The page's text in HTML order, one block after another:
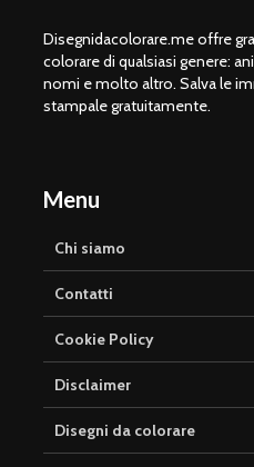
Disegnidacolorare.me offre
colorare di qualsiasi genere:
nomi e molto altro. Salva le
stampale gratuitamente.
Menu
Chi siamo
Contatti
Cookie Policy
Disclaimer
Disegni da colorare